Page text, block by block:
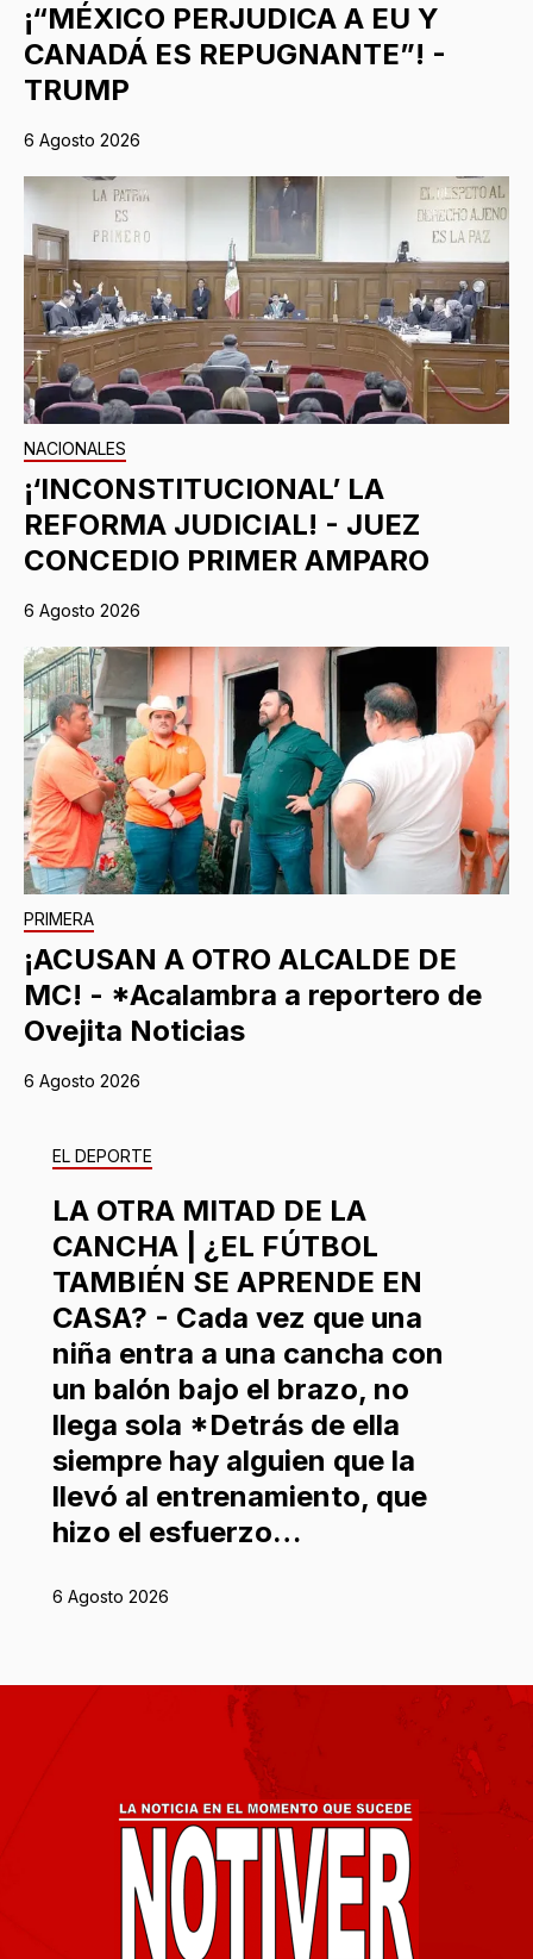
¡“MÉXICO PERJUDICA A EU Y
CANADÁ ES REPUGNANTE”! -
TRUMP
6 Agosto 2026
NACIONALES
¡‘INCONSTITUCIONAL’ LA
REFORMA JUDICIAL! - JUEZ
CONCEDIO PRIMER AMPARO
6 Agosto 2026
PRIMERA
¡ACUSAN A OTRO ALCALDE DE
MC! - *Acalambra a reportero de
Ovejita Noticias
6 Agosto 2026
EL DEPORTE
LA OTRA MITAD DE LA
CANCHA | ¿EL FÚTBOL
TAMBIÉN SE APRENDE EN
CASA? - Cada vez que una
niña entra a una cancha con
un balón bajo el brazo, no
llega sola *Detrás de ella
siempre hay alguien que la
llevó al entrenamiento, que
hizo el esfuerzo…
6 Agosto 2026